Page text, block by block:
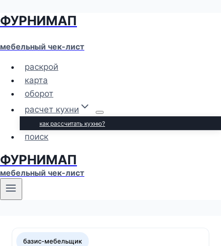
Перейти
содержимому
ФУРНИМАП
мебельный чек-лист
раскрой
карта
оборот
расчет кухни
как рассчитать кухню?
поиск
ФУРНИМАП
мебельный чек-лист
базис-мебельщик